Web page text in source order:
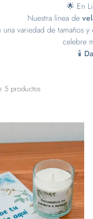
🌟 En
Nuestra linea de
una variedad de tamaños
celebre
🕯️
5 productos